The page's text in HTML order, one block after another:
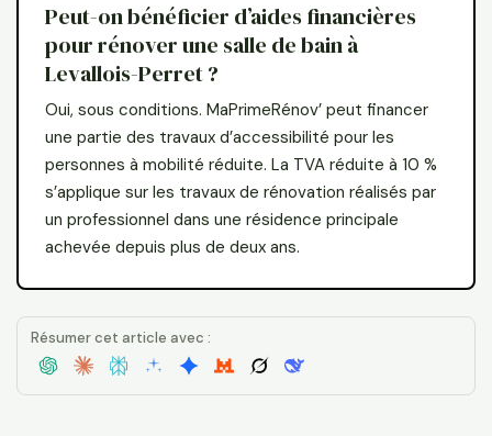
Peut-on bénéficier d’aides financières
pour rénover une salle de bain à
Levallois-Perret ?
Oui, sous conditions. MaPrimeRénov’ peut financer
une partie des travaux d’accessibilité pour les
personnes à mobilité réduite. La TVA réduite à 10 %
s’applique sur les travaux de rénovation réalisés par
un professionnel dans une résidence principale
achevée depuis plus de deux ans.
Résumer cet article avec :